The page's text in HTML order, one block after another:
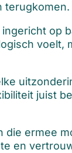
terugkomen.
op
voelt,
juist
die ermee
en